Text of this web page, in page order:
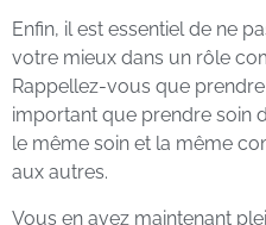
Enfin, il est essentiel de ne
votre mieux dans un rôle
Rappellez-vous que
important que prendre soin
le même soin et la même
aux autres.
Vous en avez maintenant